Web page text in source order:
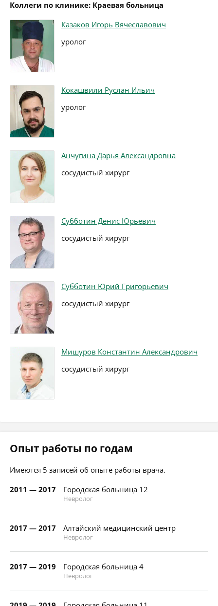
Коллеги по клинике: Краевая больница
Казаков Игорь Вячеславович
уролог
Кокашвили Руслан Ильич
уролог
Анчугина Дарья Александровна
сосудистый хирург
Субботин Денис Юрьевич
сосудистый хирург
Субботин Юрий Григорьевич
сосудистый хирург
Мишуров Константин Александрович
сосудистый хирург
Опыт работы по годам
Имеются 5 записей об опыте работы врача.
2011 — 2017
Городская больница 12
Невролог
2017 — 2017 Алтайский медицинский центр
Невролог
2017 — 2019 Городская больница 4
Невролог